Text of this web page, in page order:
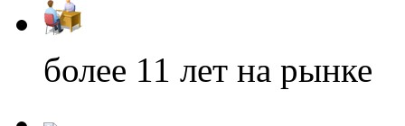
более 11 лет на рынке